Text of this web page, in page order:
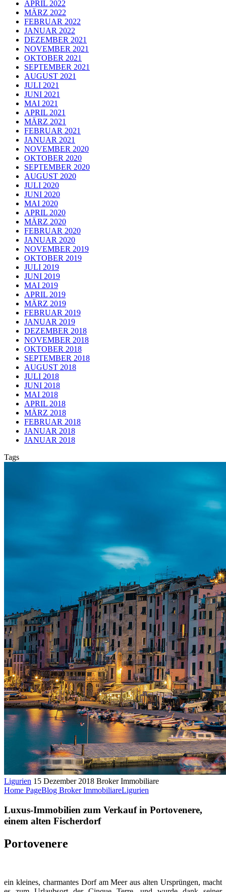
APRIL 2022
MÄRZ 2022
FEBRUAR 2022
JANUAR 2022
DEZEMBER 2021
NOVEMBER 2021
OKTOBER 2021
SEPTEMBER 2021
AUGUST 2021
JULI 2021
JUNI 2021
MAI 2021
APRIL 2021
MÄRZ 2021
FEBRUAR 2021
JANUAR 2021
NOVEMBER 2020
OKTOBER 2020
SEPTEMBER 2020
AUGUST 2020
JULI 2020
JUNI 2020
MAI 2020
APRIL 2020
MÄRZ 2020
FEBRUAR 2020
JANUAR 2020
NOVEMBER 2019
OKTOBER 2019
JULI 2019
JUNI 2019
MAI 2019
APRIL 2019
MÄRZ 2019
FEBRUAR 2019
JANUAR 2019
DEZEMBER 2018
NOVEMBER 2018
OKTOBER 2018
SEPTEMBER 2018
AUGUST 2018
JULI 2018
JUNI 2018
MAI 2018
APRIL 2018
MÄRZ 2018
FEBRUAR 2018
JANUAR 2018
JANUAR 2018
Tags
Ligurien 15 Dezember 2018 Broker Immobiliare
Home PageBlog Broker ImmobiliareLigurien
Luxus-Immobilien zum Verkauf in Portovenere,
einem alten Fischerdorf
Portovenere
ein kleines, charmantes Dorf am Meer aus alten Ursprüngen, macht